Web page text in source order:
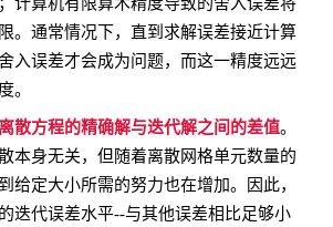
。通常情况下，直到求解误差接近计算
入误差才会成为问题，而这一精度远远
。
离散方程的精确解与迭代解之间的差值。
本身无关，但随着离散网格单元数量的
给定大小所需的努力也在增加。因此，
迭代误差水平--与其他误差相比足够小